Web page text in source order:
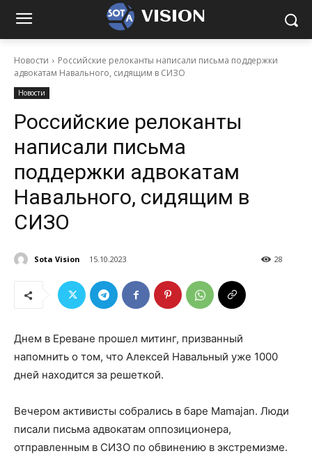
VISION
Новости
Российские релоканты написали письма поддержки
адвокатам Навального, сидящим в СИЗО
Новости
Российские релоканты
написали письма
поддержки адвокатам
Навального, сидящим в
СИЗО
Sota Vision 15.10.2023 28
Днем в Ереване прошел митинг, призванный
напомнить о том, что Алексей Навальный уже 1000
дней находится за решеткой.
Вечером активисты собрались в баре Mamajan. Люди
писали письма адвокатам оппозиционера,
отправленным в СИЗО по обвинению в экстремизме.